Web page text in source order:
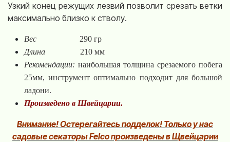
Узкий конец режущих лезвий позволит срезать ветки
максимально близко к стволу.
Вес 290 гр
Длина 210 мм
Рекомендации: наибольшая толщина срезаемого побега
25мм, инструмент оптимально подходит для большой
ладони.
Произведено в Швейцарии.
Внимание! Остерегайтесь подделок! Только у нас
садовые секаторы Felco произведены в Щвейцарии